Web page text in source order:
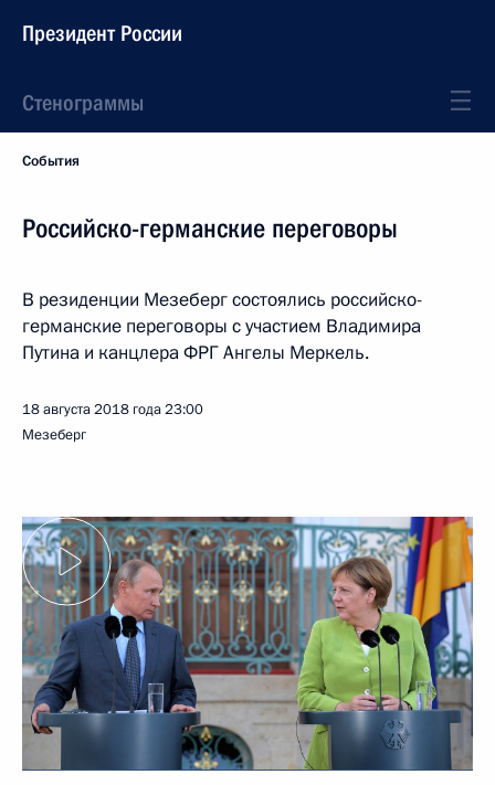
Президент России
Стенограммы
События
Российско-германские переговоры
В резиденции Мезеберг состоялись российско-
германские переговоры с участием Владимира
Путина и канцлера ФРГ Ангелы Меркель.
18 августа 2018 года23:00
Мезеберг